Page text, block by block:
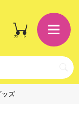
カート
ッズ